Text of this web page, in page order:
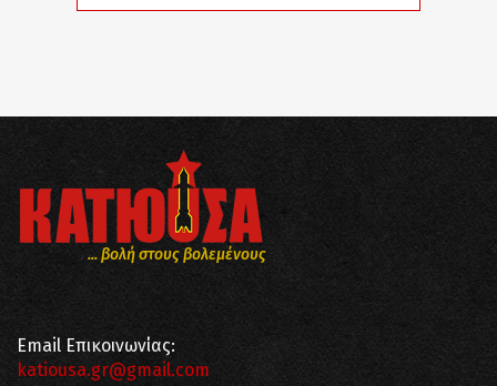
... βολή στους βολεμένους
Email Επικοινωνίας:
katiousa.gr@gmail.com